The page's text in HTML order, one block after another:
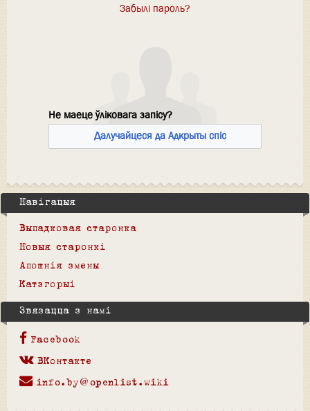
Забылі пароль?
Не маеце ўліковага запісу?
Далучайцеся да Адкрыты спіс
Навігацыя
Выпадковая старонка
Новыя старонкі
Апошнія змены
Катэгорыі
Звязацца з намі
Facebook
ВКонтакте
info.by@openlist.wiki